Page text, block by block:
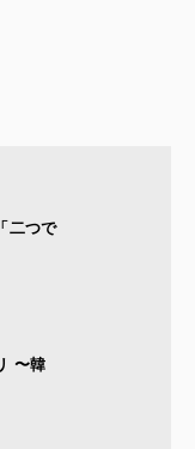
二つで
〜韓